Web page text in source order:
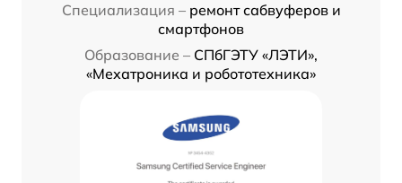
Специализация – ремонт сабвуферов и
смартфонов
Образование – СПбГЭТУ «ЛЭТИ»,
«Мехатроника и робототехника»